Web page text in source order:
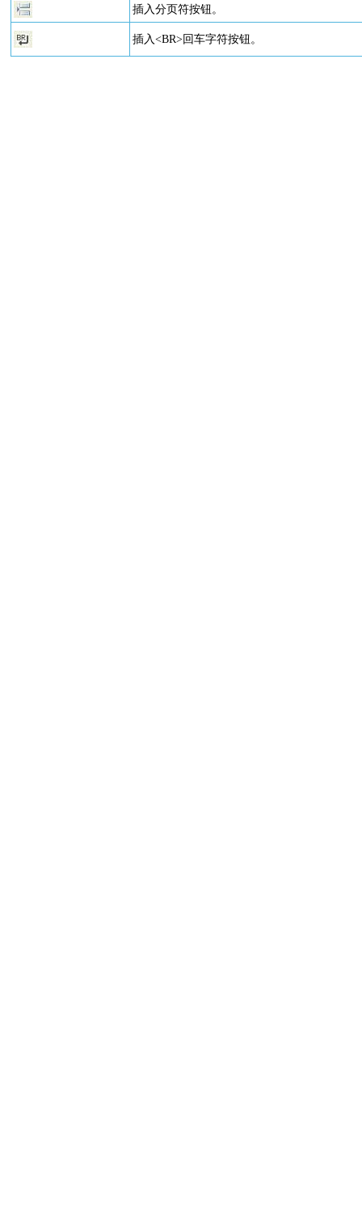
插入分页符按钮。
插入<BR>回车字符按钮。